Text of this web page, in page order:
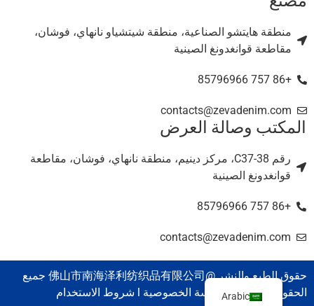
منطقة هايتشو الصناعية، منطقة شيتشياو نانهاي، فوشان،
مقاطعة قوانغدونغ الصينية
+86 757 85796966
contacts@zevadenim.com
المكتب وصالة العرض
رقم C37-38، مركز دينيم، منطقة نانهاي، فوشان، مقاطعة
قوانغدونغ الصينية
+86 757 85796966
contacts@zevadenim.com
حقوق الطبع والنشر @佛山市南海泽利纺织品有限公司 جميع
الحقوق محفوظة. سياسة الخصوصية l شروط الاستخدام
Arabic